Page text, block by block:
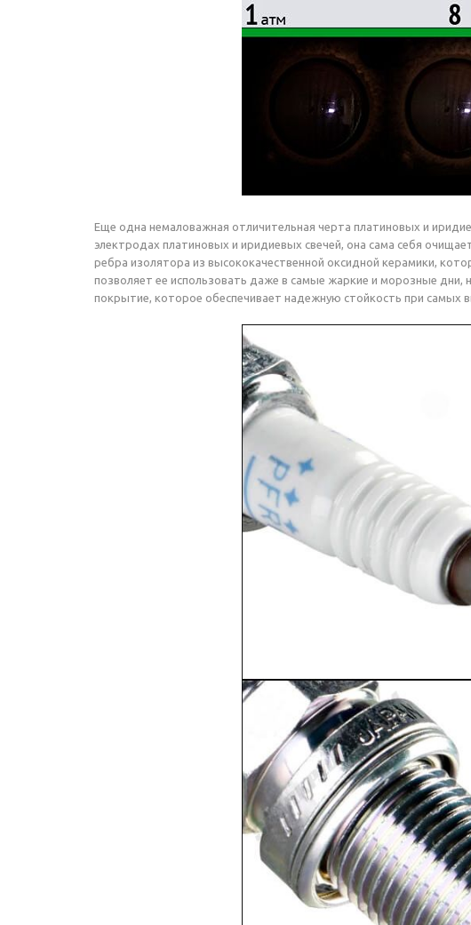
Еще одна немаловажная отличительная черта платиновых и
электродах платиновых и иридиевых свечей, она сама себя
ребра изолятора из высококачественной оксидной керамики,
позволяет ее использовать даже в самые жаркие и морозные дни,
покрытие, которое обеспечивает надежную стойкость при самых